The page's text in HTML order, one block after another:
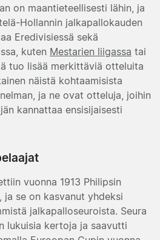
on maantieteellisesti lähin, ja
Hollannin jalkapallokauden
Eredivisiessä sekä
kuten Mestarien liigassa tai
tuo lisää merkittäviä otteluita
näistä kohtaamisista
ja ne ovat otteluja, joihin
kannattaa ensisijaisesti
vuonna 1913 Philipsin
ja se on kasvanut yhdeksi
jalkapalloseuroista. Seura
lukuisia kertoja ja saavutti